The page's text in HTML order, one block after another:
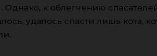
Однако, к облегчению
удалось спасти лишь кота,